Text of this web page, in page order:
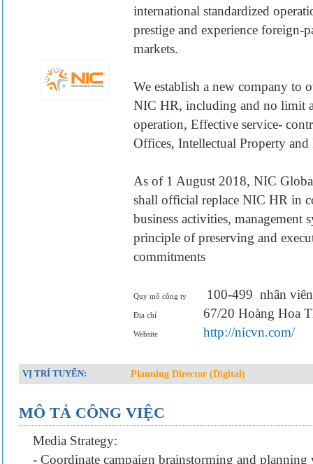
international standardized
prestige and experience foreign-
markets.
We establish a new company to
NIC HR, including and no limit
operation, Effective service-
Offices, Intellectual Property and
As of 1 August 2018, NIC
shall official replace NIC HR in
business activities, management
principle of preserving and
commitments
Quy mô công ty 100-499 nhân viên
Địa chỉ 67/20 Hoàng Hoa
Website http://nicvn.com/
VỊ TRÍ TUYỂN: Planning Director (Digital)
MÔ TẢ CÔNG VIỆC
Media Strategy:
- Coordinate campaign brainstorming and